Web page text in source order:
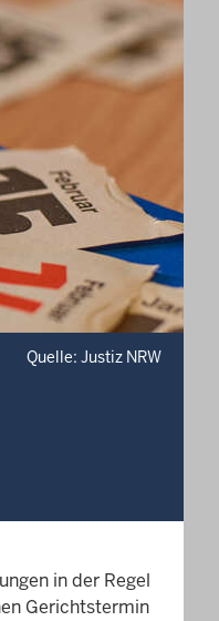
Quelle: Justiz NRW
in der Regel
Gerichtstermin